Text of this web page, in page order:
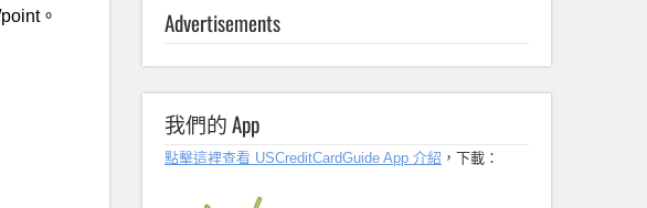
。
Advertisements
我們的 App
點擊這裡查看 USCreditCardGuide App 介紹 ，下載：